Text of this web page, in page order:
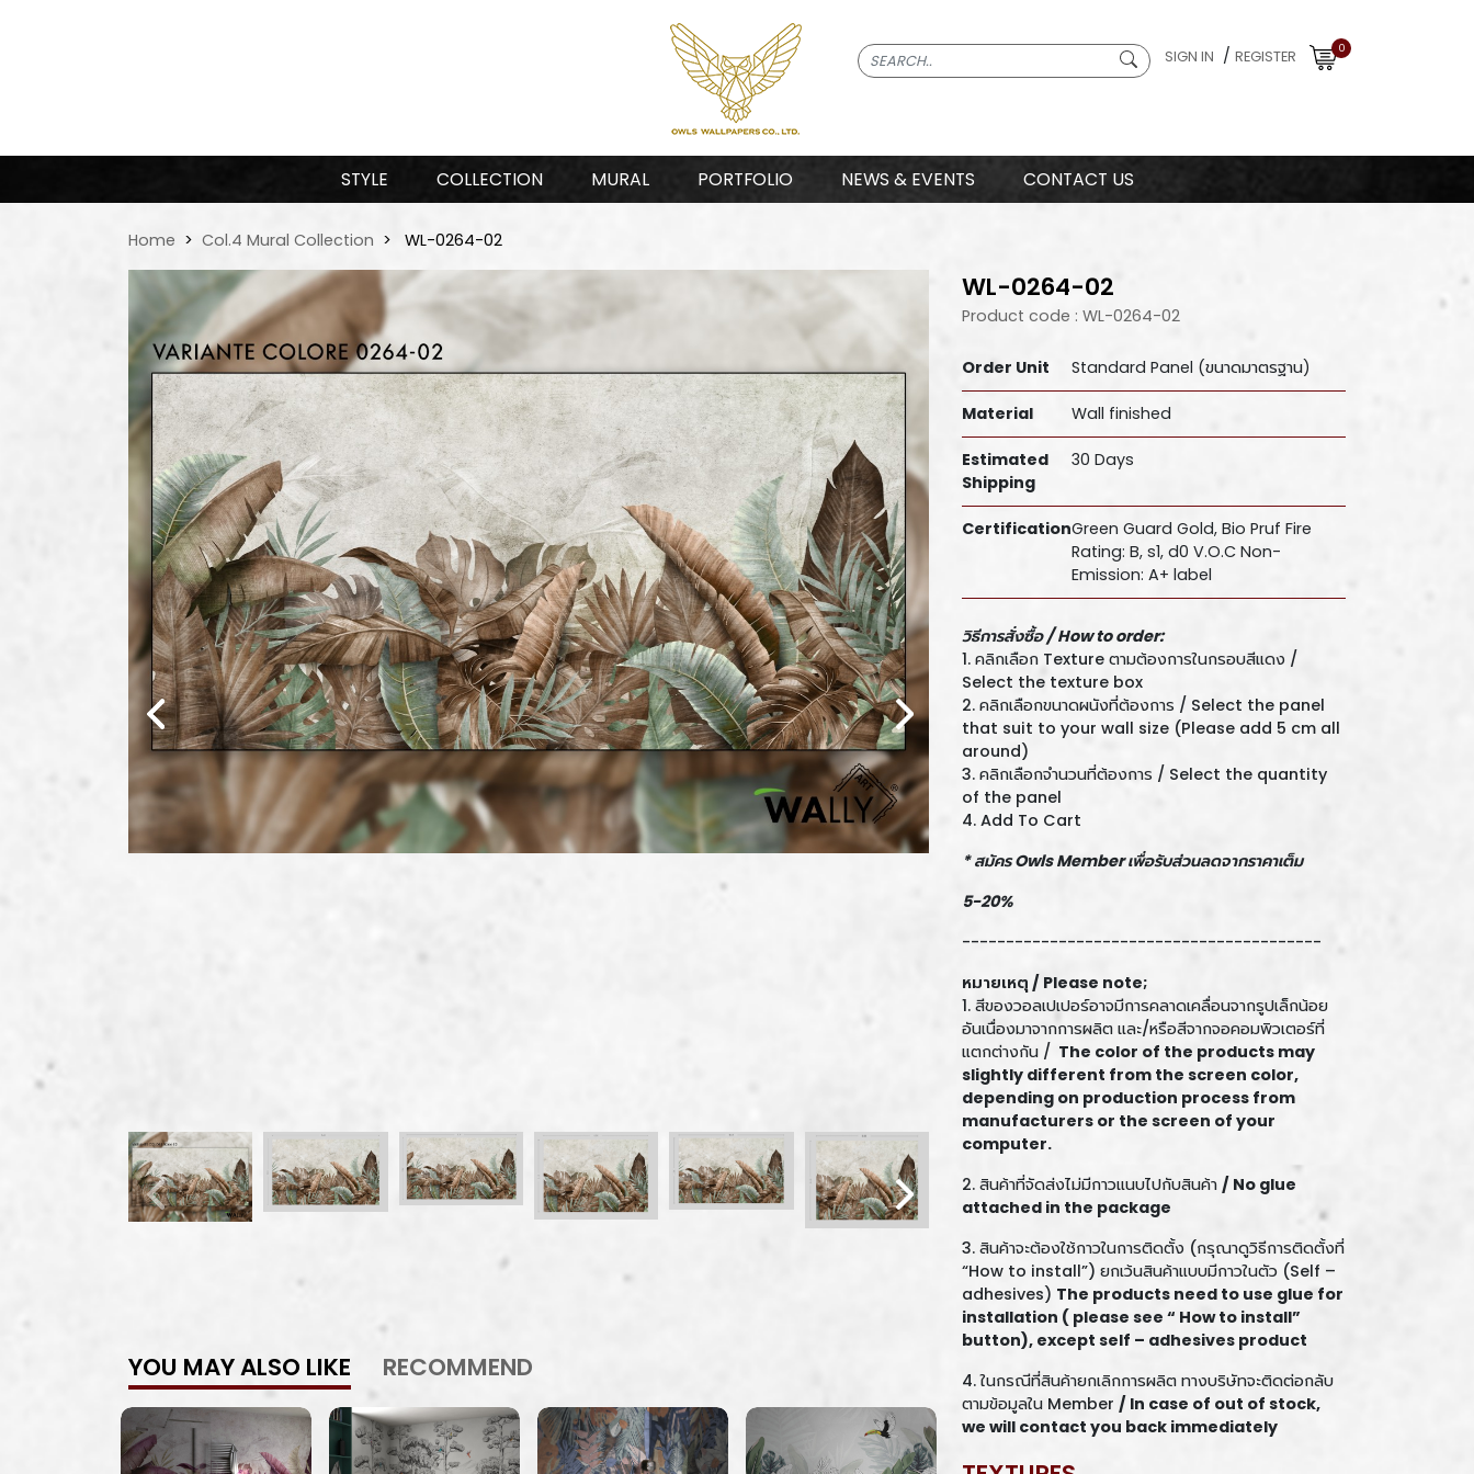
SIGN IN / REGISTER 0
STYLE COLLECTION MURAL PORTFOLIO NEWS & EVENTS CONTACT US
Home Col.4 Mural Collection WL-0264-02
YOU MAY ALSO LIKE RECOMMEND
WL-0264-02
Product code : WL-0264-02
Order Unit Standard Panel (ขนาดมาตรฐาน)
Material Wall finished
Estimated
Shipping
30 Days
CertificationGreen Guard Gold, Bio Pruf Fire
Rating: B, s1, d0 V.O.C Non-
Emission: A+ label
วิธีการสั่งซื้อ /How to order:
1. คลิกเลือก Texture ตามต้องการในกรอบสีแดง /
Select the texture box
2. คลิกเลือกขนาดผนังที่ต้องการ / Select the panel
that suit to your wall size (Please add 5 cm all
around)
3. คลิกเลือกจำนวนที่ต้องการ / Select the quantity
of the panel
4. Add To Cart
* สมัคร Owls Member เพื่อรับส่วนลดจากราคาเต็ม
5-20%
-----------------------------------------
หมายเหตุ / Please note;
1. สีของวอลเปเปอร์อาจมีการคลาดเคลื่อนจากรูปเล็กน้อย
อันเนื่องมาจากการผลิต และ/หรือสีจากจอคอมพิวเตอร์ที่
แตกต่างกัน / The color of the products may
slightly different from the screen color,
depending on production process from
manufacturers or the screen of your
computer.
2. สินค้าที่จัดส่งไม่มีกาวแนบไปกับสินค้า / No glue
attached in the package
3. สินค้าจะต้องใช้กาวในการติดตั้ง (กรุณาดูวิธีการติดตั้งที่
“How to install”) ยกเว้นสินค้าแบบมีกาวในตัว (Self –
adhesives) The products need to use glue for
installation ( please see “ How to install”
button), except self – adhesives product
4. ในกรณีที่สินค้ายกเลิกการผลิต ทางบริษัทจะติดต่อกลับ
ตามข้อมูลใน Member / In case of out of stock,
we will contact you back immediately